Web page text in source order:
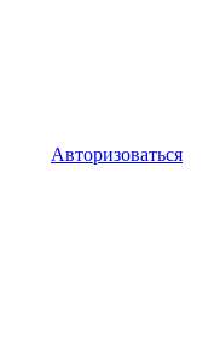
Авторизоваться